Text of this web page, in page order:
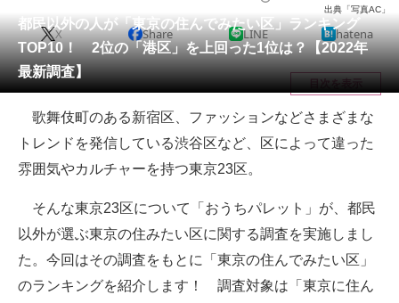
会員記事
メディア
注目記事を集めた総合ページ
ITの今と未来を見通す
スマホと通信の最新トレンド
進化するPCとデバイスの未来
好きが集まる 比べて選べる
ビジネスと働き方のヒント
都民以外の人が「東京の住んでみたい区」ランキング
TOP10！ 2位の「港区」を上回った1位は？【2022年
最新調査】
出典「写真AC」
X Share LINE hatena
目次を表示
歌舞伎町のある新宿区、ファッションなどさまざまな
トレンドを発信している渋谷区など、区によって違った
雰囲気やカルチャーを持つ東京23区。
そんな東京23区について「おうちパレット」が、都民
以外が選ぶ東京の住みたい区に関する調査を実施しまし
た。今回はその調査をもとに「東京の住んでみたい区」
のランキングを紹介します！ 調査対象は「東京に住ん